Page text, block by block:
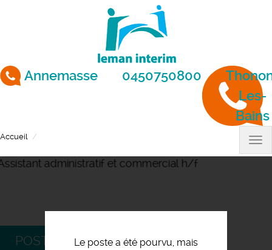
Annemasse 0450750800
Les-
Bains
Accueil
Le poste a été pourvu, mais
POSTULEZ